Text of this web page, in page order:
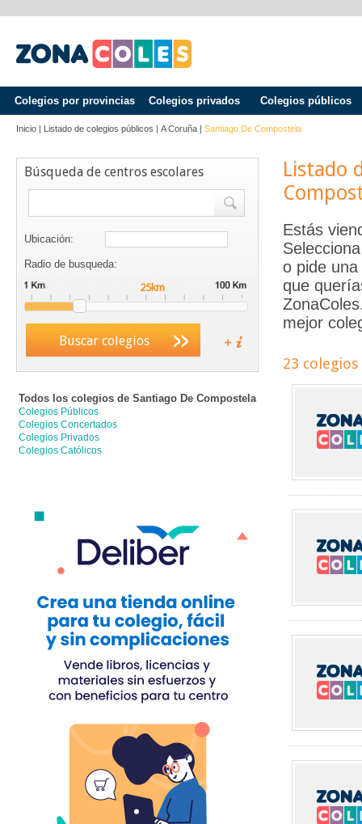
Colegios por provincias Colegios privados Colegios públicos
Inicio | Listado de colegios públicos | A Coruña | Santiago De Compostela
Búsqueda de centros escolares
Ubicación:
Radio de busqueda:
Buscar colegios
Todos los colegios de Santiago De Compostela
Colegios Públicos
Colegios Concertados
Colegios Privados
Colegios Católicos
Listado
Estás
o pide
que
mejor
23